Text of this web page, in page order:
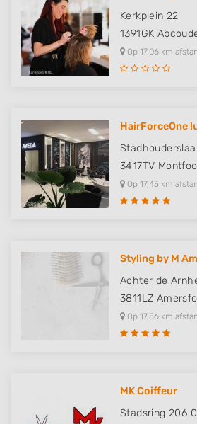
Kerkplein 22
1391GK
Op 17,06 km
HairForceOne
3417TV
Op 17,45 km
Styling by M
Achter de
3811LZ
Op 17,56 km
MK Coiffeur
Stadsring 206
Identify devices based on
actively requested
Non-IAB processing purposes:
Necessary
Functional
Advertising